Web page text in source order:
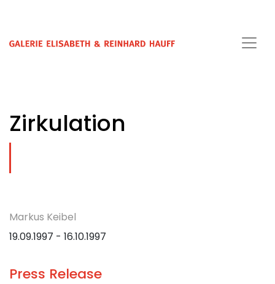
Zirkulation
Markus Keibel
19.09.1997 - 16.10.1997
Press Release